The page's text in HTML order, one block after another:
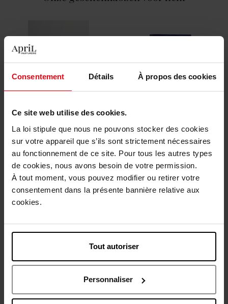
Consentement Détails À propos des cookies
Ce site web utilise des cookies.
La loi stipule que nous ne pouvons stocker des cookies
sur votre appareil que s’ils sont strictement nécessaires
au fonctionnement de ce site. Pour tous les autres types
de cookies, nous avons besoin de votre permission.
À tout moment, vous pouvez modifier ou retirer votre
consentement dans la présente bannière relative aux
cookies.
Tout autoriser
Personnaliser
PLISSON
COLLECTION 1808 -
Geschenkset
€ 180,50 Bestel nu!
GIORGIO ARMANI
Geschenkset
€ 139,90 Bestel nu!